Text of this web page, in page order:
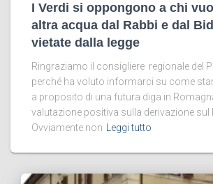
I Verdi si oppongono a chi
altra acqua dal Rabbi e dal
vietate dalla legge
Ringraziamo il consigliere regionale del
perché ha voluto informarci su come
a proposito di una futura diga in
valutazione positiva sulla derivazione sul
Ovviamente non
Leggi tutto